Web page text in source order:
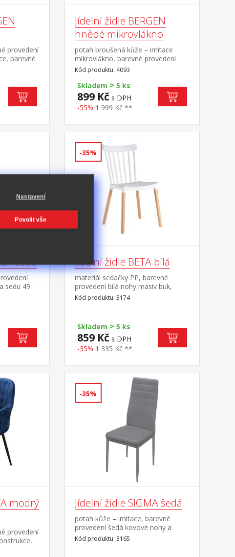
provedení
barevné
49 cm
Jídelní židle BERGEN
hnědé mikrovlákno
potah broušená kůže – imitace
mikrovlákno, barevné provedení
hnědá kovová konstrukce, barevné
provedení černá výška sedu 51 cm
Kód produktu: 4093
Skladem > 5 ks
899 Kč s DPH
-55% 1 999 Kč **
šedá
sedu 49
-35%
Jídelní židle BETA bílá
materiál sedačky PP, barevné
provedení bílá nohy masiv buk,
výška sedu 44 cm
Kód produktu: 3174
Skladem > 5 ks
859 Kč s DPH
-35% 1 335 Kč **
modrý
provedení
-35%
Jídelní židle SIGMA šedá
potah kůže – imitace, barevné
provedení šedá kovové nohy a
konstrukce, výška sedu 47 cm
Kód produktu: 3165
Nastavení
Povolit vše